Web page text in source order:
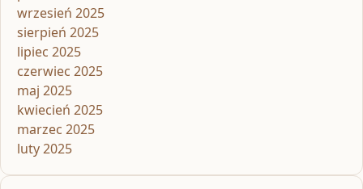
wrzesień 2025
sierpień 2025
lipiec 2025
czerwiec 2025
maj 2025
kwiecień 2025
marzec 2025
luty 2025